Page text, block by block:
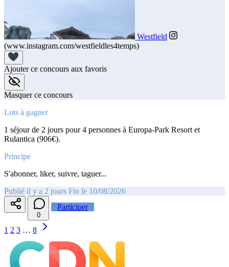
Westfield
(www.instagram.com/westfieldles4temps)
Ajouter ce concours aux favoris
Masquer ce concours
Lots à gagner
1 séjour de 2 jours pour 4 personnes à Europa-Park Resort et
Rulantica (906€).
Principe
S'abonner, liker, suivre, taguer...
Publié il y a 2 jours Fin le 10/08/2026
0
Participer
1 2 3 … 8